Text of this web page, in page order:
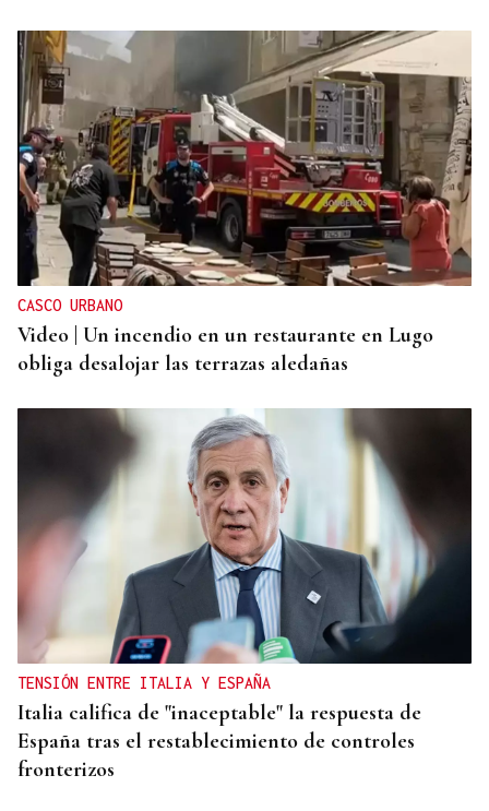
CASCO URBANO
Video | Un incendio en un restaurante en Lugo
obliga desalojar las terrazas aledañas
TENSIÓN ENTRE ITALIA Y ESPAÑA
Italia califica de "inaceptable" la respuesta de
España tras el restablecimiento de controles
fronterizos